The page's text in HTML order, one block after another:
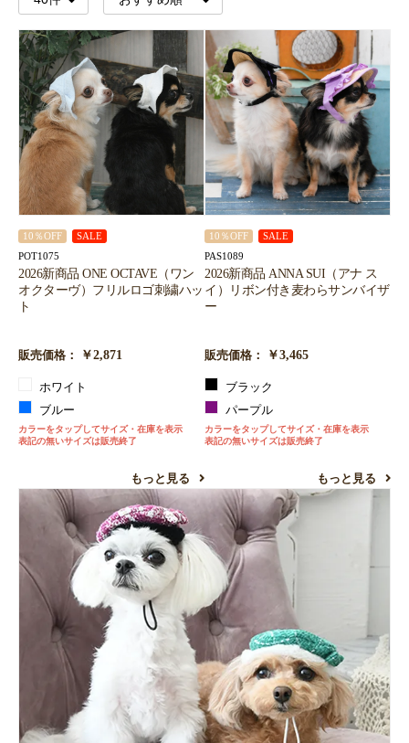
10％OFF SALE
POT1075
2026新商品 ONE OCTAVE（ワン
オクターヴ）フリルロゴ刺繍ハッ
ト
販売価格： ￥2,871
ホワイト
ブルー
カラーをタップしてサイズ・在庫を表示
表記の無いサイズは販売終了
もっと見る
10％OFF SALE
PAS1089
2026新商品 ANNA SUI（アナ ス
イ）リボン付き麦わらサンバイザ
ー
販売価格： ￥3,465
ブラック
パープル
カラーをタップしてサイズ・在庫を表示
表記の無いサイズは販売終了
もっと見る